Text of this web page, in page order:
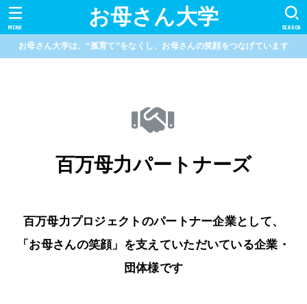
お母さん大学 SEARCH
MENU
お母さん大学は、“孤育て”をなくし、お母さんの笑顔をつなげています
百万母力パートナーズ
百万母力プロジェクトのパートナー企業として、
「お母さんの笑顔」を支えていただいている企業・
団体様です